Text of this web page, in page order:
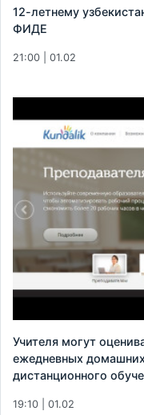
12-летнему
ФИДЕ
21:00 | 01.02
Учителя могут
ежедневных
дистанционного
19:10 | 01.02